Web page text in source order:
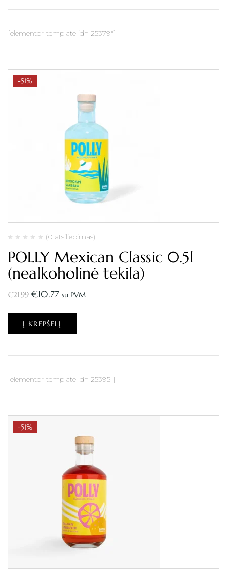
[elementor-template id="25379"]
-51%
(0 atsiliepimas)
POLLY Mexican Classic 0.5l
(nealkoholinė tekila)
€21.99 €10.77 su PVM
Į KREPŠELĮ
[elementor-template id="25395"]
-51%